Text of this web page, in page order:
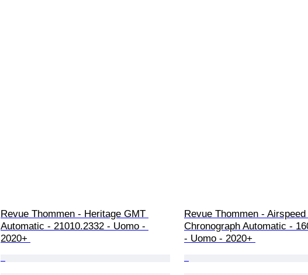
Revue Thommen - Heritage GMT
Automatic - 21010.2332 - Uomo -
2020+
Revue Thommen - Airspeed
Chronograph Automatic -
- Uomo - 2020+